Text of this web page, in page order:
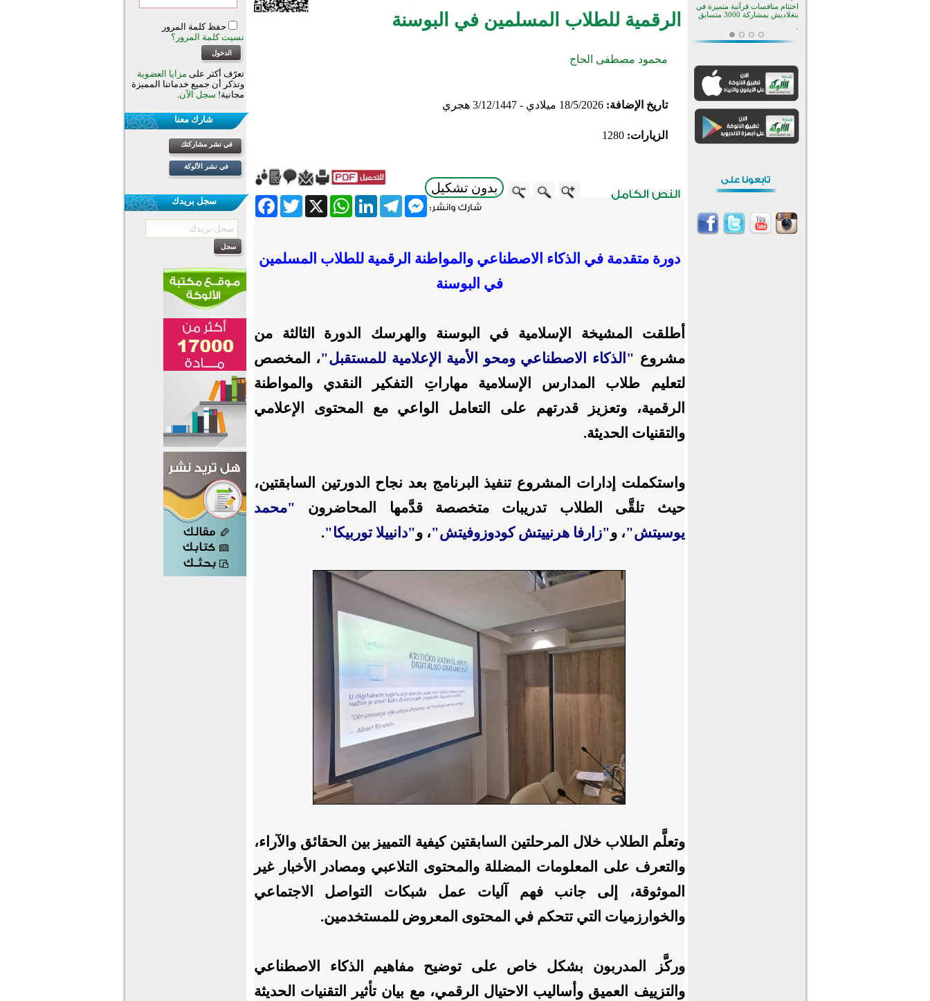
الرقمية للطلاب المسلمين في البوسنة
محمود مصطفى الحاج
تاريخ الإضافة:18/5/2026 ميلادي - 3/12/1447 هجري
الزيارات:1280
بدون تشكيل
FacebookTwitter X
WhatsAppLinkedInTelegram
Messenger
دورة متقدمة في الذكاء الاصطناعي والمواطنة الرقمية للطلاب المسلمين
في البوسنة
أطلقت المشيخة الإسلامية في البوسنة والهرسك الدورة الثالثة من
مشروع "الذكاء الاصطناعي ومحو الأمية الإعلامية للمستقبل"، المخصص
لتعليم طلاب المدارس الإسلامية مهاراتِ التفكير النقدي والمواطنة
الرقمية، وتعزيز قدرتهم على التعامل الواعي مع المحتوى الإعلامي
والتقنيات الحديثة.
واستكملت إدارات المشروع تنفيذ البرنامج بعد نجاح الدورتين السابقتين،
حيث تلقَّى الطلاب تدريبات متخصصة قدَّمها المحاضرون "محمد
يوسيتش"، و"زارفا هرنييتش كودوزوفيتش"، و"دانييلا توربيكا".
وتعلَّم الطلاب خلال المرحلتين السابقتين كيفية التمييز بين الحقائق والآراء،
والتعرف على المعلومات المضللة والمحتوى التلاعبي ومصادر الأخبار غير
الموثوقة، إلى جانب فهم آليات عمل شبكات التواصل الاجتماعي
والخوارزميات التي تتحكم في المحتوى المعروض للمستخدمين.
وركَّز المدربون بشكل خاص على توضيح مفاهيم الذكاء الاصطناعي
والتزييف العميق وأساليب الاحتيال الرقمي، مع بيان تأثير التقنيات الحديثة
حفظ كلمة المرور
نسيت كلمة المرور؟
تعرّف أكثر على مزايا العضوية
وتذكر أن جميع خدماتنا المميزة
مجانية! سجل الآن.
شارك معنا
في نشر مشاركتك
في نشر الألوكة
سجل بريدك
بأستراليا
افتتاح تاريخي لأول مسجد في بلييفليا
منطقة ريبوفسي تحتفل بميلاد
أكبر مشروع إسلامي في ريف
أستراليا يفتتح أبوابه بعد سنوات من
العمل والعطاء
القرآن والتربية في صدارة البرامج
وساراتوف وموردوفيا هذا العام
اختتام الدورة التاسعة لمسابقة حفظ
وتلاوة القرآن الكريم في أزناكاييف
اختتام منافسات قرآنية متميزة في
بنغلاديش بمشاركة 3000 متسابق